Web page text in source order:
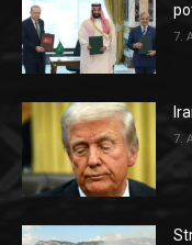
7.
7.